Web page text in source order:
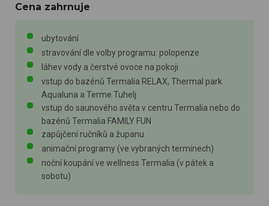
Cena zahrnuje
ubytování
stravování dle volby programu: polopenze
láhev vody a čerstvé ovoce na pokoji
vstup do bazénů Termalia RELAX, Thermal park
Aqualuna a Terme Tuhelj
vstup do saunového světa v centru Termalia nebo do
bazénů Termalia FAMILY FUN
zapůjčení ručníků a županu
animační programy (ve vybraných termínech)
noční koupání ve wellness Termalia (v pátek a
sobotu)